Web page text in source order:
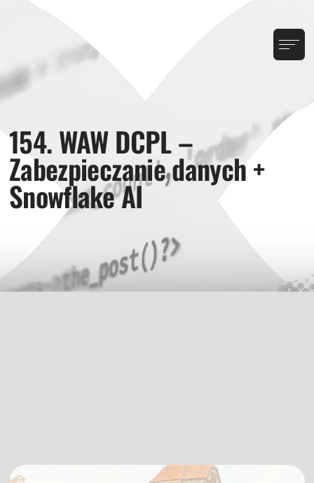
154. WAW DCPL –
Zabezpieczanie danych +
Snowflake AI